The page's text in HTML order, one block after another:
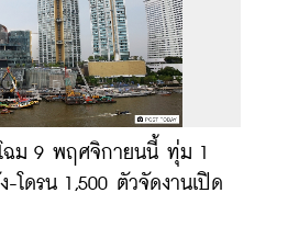
ฉม 9 พฤศจิกายนนี้ ทุ่ม 1
โดรน 1,500 ตัวจัดงานเปิด